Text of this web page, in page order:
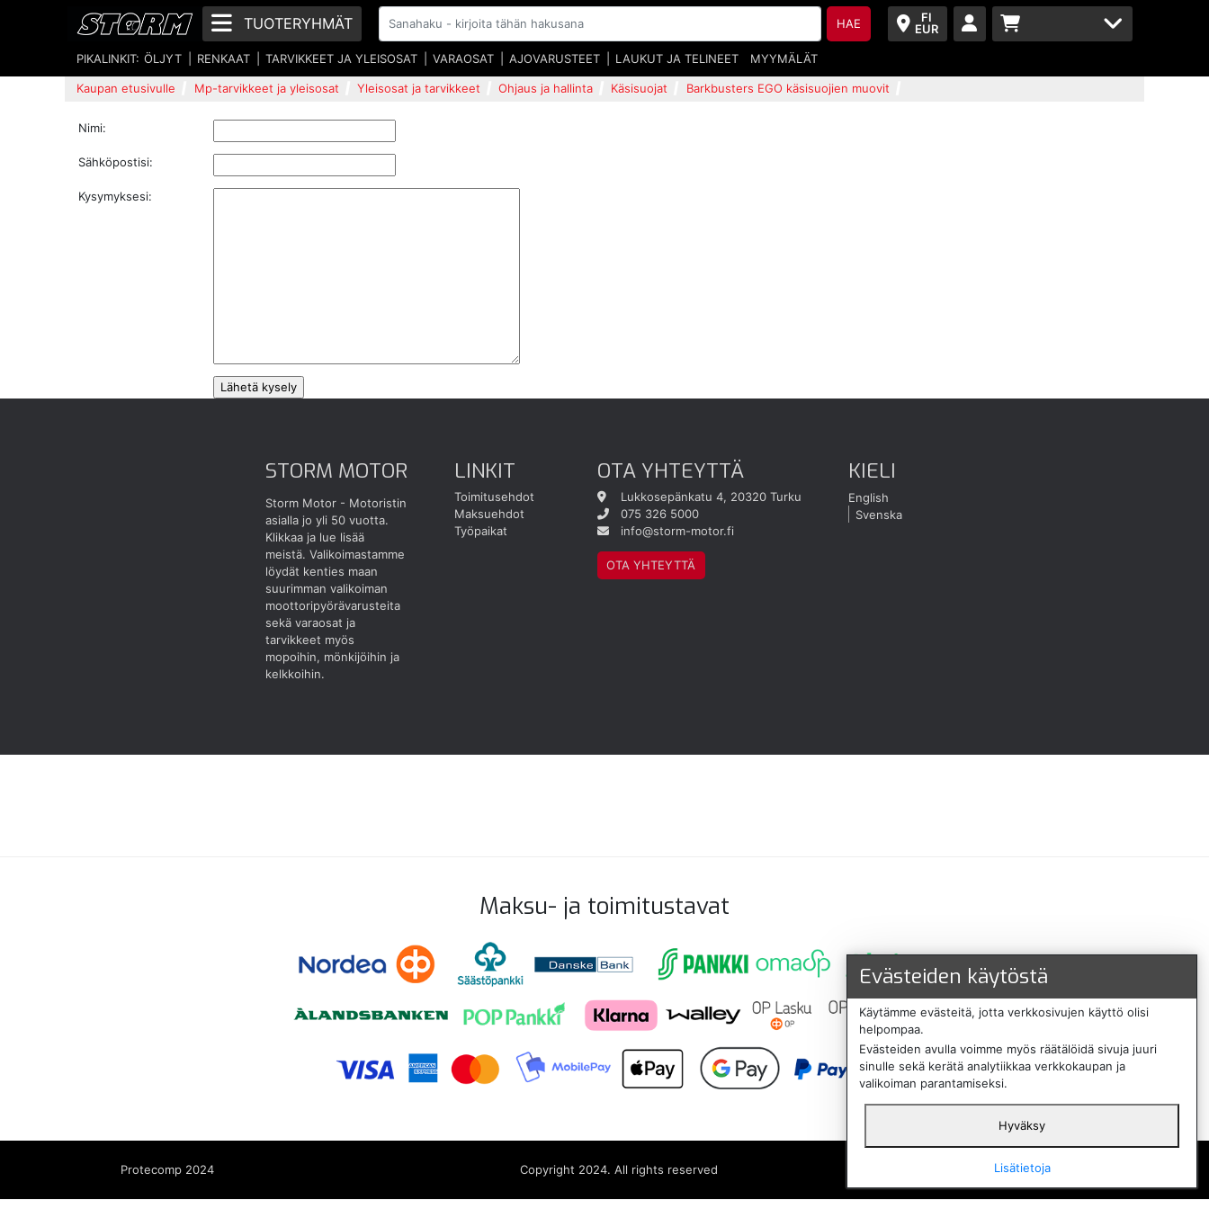
FI
EUR
TUOTERYHMÄT HAE
PIKALINKIT: ÖLJYT RENKAAT TARVIKKEET JA YLEISOSAT VARAOSAT AJOVARUSTEET LAUKUT JA TELINEET MYYMÄLÄT
Kaupan etusivulle Mp-tarvikkeet ja yleisosat Yleisosat ja tarvikkeet Ohjaus ja hallinta Käsisuojat Barkbusters EGO käsisuojien muovit
Nimi:
Sähköpostisi:
Kysymyksesi:
STORM MOTOR
Storm Motor - Motoristin
asialla jo yli 50 vuotta.
Klikkaa ja lue lisää
meistä. Valikoimastamme
löydät kenties maan
suurimman valikoiman
moottoripyörävarusteita
sekä varaosat ja
tarvikkeet myös
mopoihin, mönkijöihin ja
kelkkoihin.
LINKIT
Toimitusehdot
Maksuehdot
Työpaikat
OTA YHTEYTTÄ
Lukkosepänkatu 4, 20320 Turku
075 326 5000
info@storm-motor.fi
OTA YHTEYTTÄ
KIELI
English
Svenska
Maksu- ja toimitustavat
Protecomp 2024 Copyright 2024. All rights reserved
Svenska
Evästeiden käytöstä
Käytämme evästeitä, jotta verkkosivujen käyttö olisi
helpompaa.
Evästeiden avulla voimme myös räätälöidä sivuja juuri
sinulle sekä kerätä analytiikkaa verkkokaupan ja
valikoiman parantamiseksi.
Hyväksy
Lisätietoja